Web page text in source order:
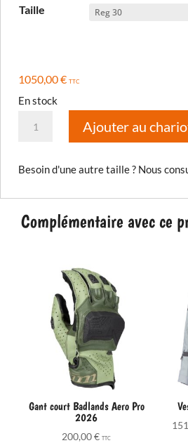
Taille
1050,00€ TTC
En stock
Badlands
Pro
2026
Ajouter au
Besoin d'une autre taille ? Nous
Complémentaire avec ce
Gant court Badlands Aero Pro
2026
200,00€ TTC